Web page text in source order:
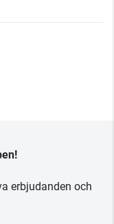
erbjudanden och